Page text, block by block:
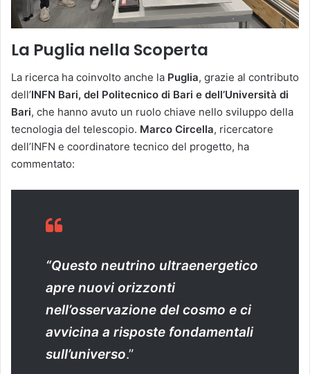
La Puglia nella Scoperta
La ricerca ha coinvolto anche la Puglia, grazie al contributo
dell’INFN Bari, del Politecnico di Bari e dell’Università di
Bari, che hanno avuto un ruolo chiave nello sviluppo della
tecnologia del telescopio. Marco Circella, ricercatore
dell’INFN e coordinatore tecnico del progetto, ha
commentato:
“Questo neutrino ultraenergetico
apre nuovi orizzonti
nell’osservazione del cosmo e ci
avvicina a risposte fondamentali
sull’universo.”